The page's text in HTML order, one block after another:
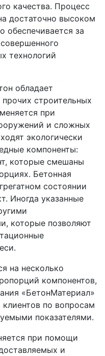
качества. Процесс
достаточно высоком
обеспечивается за
технологий
обладает
строительных
при
и сложных
экологически
компоненты:
которые смешаны
Бетонная
состоянии
Иногда указанные
которые позволяют
на несколько
компонентов,
«БетонМатериал»
по вопросам
показателями.
при помощи
и